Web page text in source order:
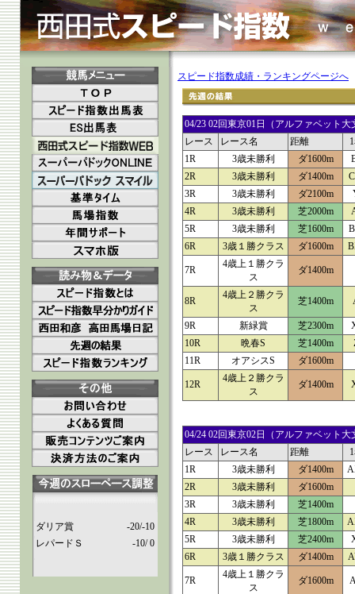
ダリア賞
-20/-10
レパードＳ
-10/ 0
スピード指数成績・ランキングページへ
04/23 02回東京01日（アルファベット
レース
レース名 距離
1R
3歳未勝利 ダ1600m
2R
3歳未勝利 ダ1400m
3R
3歳未勝利 ダ2100m
4R
3歳未勝利 芝2000m
5R
3歳未勝利 芝1600m
6R
3歳１勝クラス ダ1600m
7R
4歳上１勝クラ
ス
ダ1400m
8R
4歳上２勝クラ
ス
芝1400m
9R 新緑賞 芝2300m
10R
晩春S 芝1400m
11R
オアシスS ダ1600m
12R
4歳上２勝クラ
ス
ダ1400m
04/24 02回東京02日（アルファベット
レース
レース名 距離
1R
3歳未勝利 ダ1400m
2R
3歳未勝利
ダ1600m
3R
3歳未勝利
芝1400m
4R
3歳未勝利 芝1800m
5R
3歳未勝利 芝2400m
6R
3歳１勝クラス ダ1400m
7R
4歳上１勝クラ
ス
ダ1600m